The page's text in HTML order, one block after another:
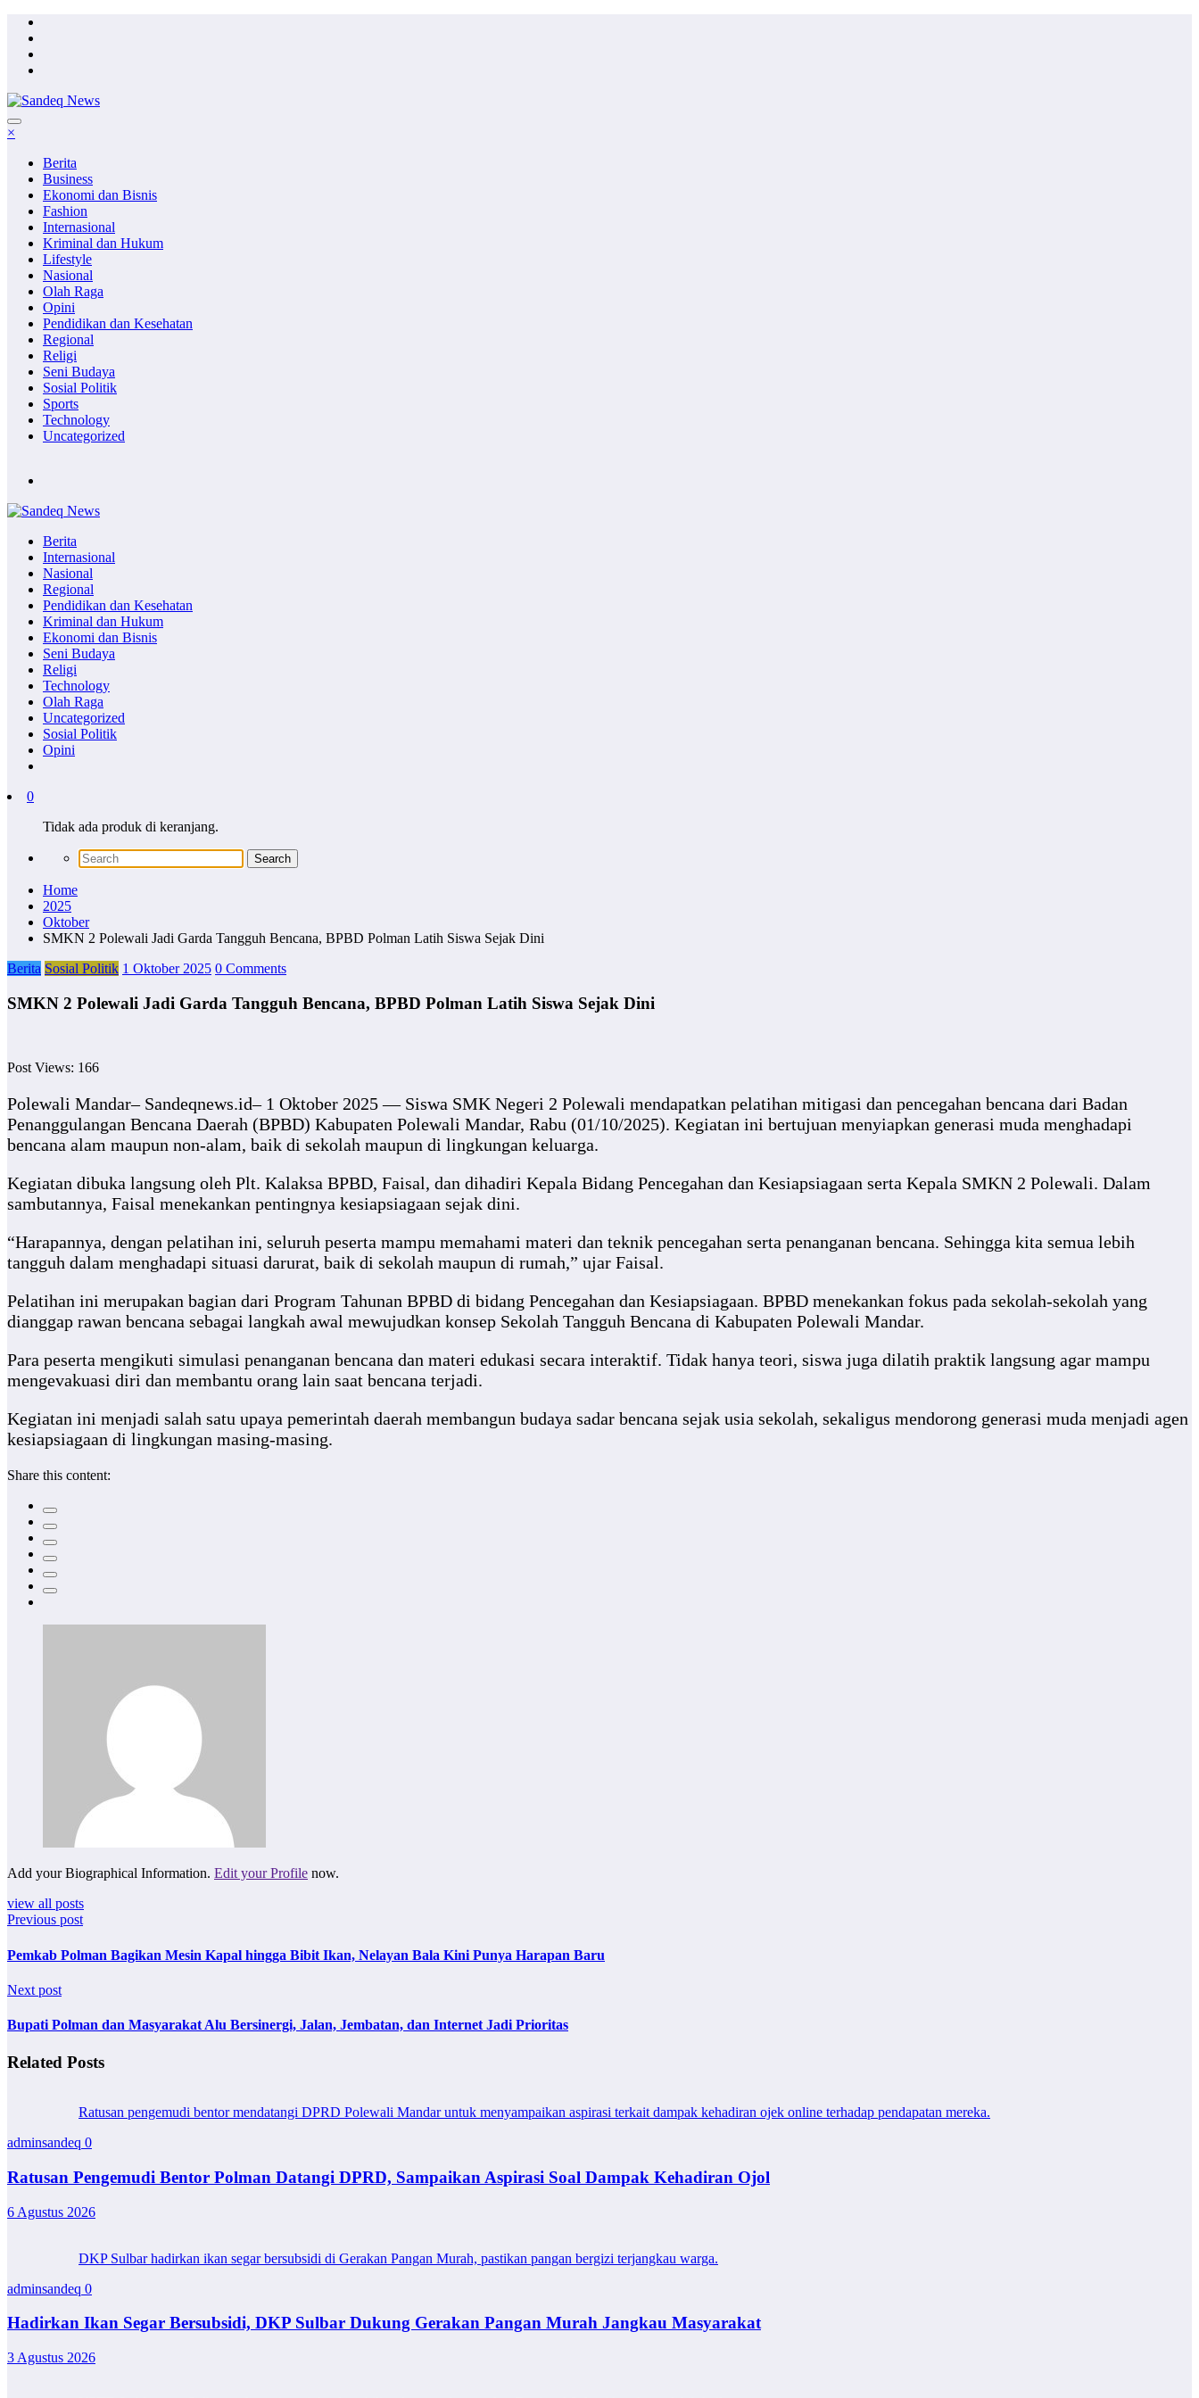
Skip
content
×
Berita
Business
Ekonomi dan Bisnis
Fashion
Internasional
Kriminal dan Hukum
Lifestyle
Nasional
Olah Raga
Opini
Pendidikan dan Kesehatan
Regional
Religi
Seni Budaya
Sosial Politik
Sports
Technology
Uncategorized
Berita
Internasional
Nasional
Regional
Pendidikan dan Kesehatan
Kriminal dan Hukum
Ekonomi dan Bisnis
Seni Budaya
Religi
Technology
Olah Raga
Uncategorized
Sosial Politik
Opini
0
Tidak ada produk di keranjang.
Home
2025
Oktober
SMKN 2 Polewali Jadi Garda Tangguh Bencana, BPBD Polman Latih Siswa Sejak Dini
Berita Sosial Politik 1 Oktober 2025 0 Comments
SMKN 2 Polewali Jadi Garda Tangguh Bencana, BPBD Polman Latih Siswa Sejak Dini
Post Views: 166
Polewali Mandar– Sandeqnews.id– 1 Oktober 2025 — Siswa SMK Negeri 2 Polewali mendapatkan pelatihan mitigasi dan pencegahan bencana dari Badan
Penanggulangan Bencana Daerah (BPBD) Kabupaten Polewali Mandar, Rabu (01/10/2025). Kegiatan ini bertujuan menyiapkan generasi muda menghadapi
bencana alam maupun non-alam, baik di sekolah maupun di lingkungan keluarga.
Kegiatan dibuka langsung oleh Plt. Kalaksa BPBD, Faisal, dan dihadiri Kepala Bidang Pencegahan dan Kesiapsiagaan serta Kepala SMKN 2 Polewali. Dalam
sambutannya, Faisal menekankan pentingnya kesiapsiagaan sejak dini.
“Harapannya, dengan pelatihan ini, seluruh peserta mampu memahami materi dan teknik pencegahan serta penanganan bencana. Sehingga kita semua lebih
tangguh dalam menghadapi situasi darurat, baik di sekolah maupun di rumah,” ujar Faisal.
Pelatihan ini merupakan bagian dari Program Tahunan BPBD di bidang Pencegahan dan Kesiapsiagaan. BPBD menekankan fokus pada sekolah-sekolah yang
dianggap rawan bencana sebagai langkah awal mewujudkan konsep Sekolah Tangguh Bencana di Kabupaten Polewali Mandar.
Para peserta mengikuti simulasi penanganan bencana dan materi edukasi secara interaktif. Tidak hanya teori, siswa juga dilatih praktik langsung agar mampu
mengevakuasi diri dan membantu orang lain saat bencana terjadi.
Kegiatan ini menjadi salah satu upaya pemerintah daerah membangun budaya sadar bencana sejak usia sekolah, sekaligus mendorong generasi muda menjadi agen
kesiapsiagaan di lingkungan masing-masing.
Share this content:
Add your Biographical Information. Edit your Profile now.
view all posts
Previous post
Pemkab Polman Bagikan Mesin Kapal hingga Bibit Ikan, Nelayan Bala Kini Punya Harapan Baru
Next post
Bupati Polman dan Masyarakat Alu Bersinergi, Jalan, Jembatan, dan Internet Jadi Prioritas
Related Posts
Ratusan pengemudi bentor mendatangi DPRD Polewali Mandar untuk menyampaikan aspirasi terkait dampak kehadiran ojek online terhadap pendapatan mereka.
adminsandeq 0
Ratusan Pengemudi Bentor Polman Datangi DPRD, Sampaikan Aspirasi Soal Dampak Kehadiran Ojol
6 Agustus 2026
DKP Sulbar hadirkan ikan segar bersubsidi di Gerakan Pangan Murah, pastikan pangan bergizi terjangkau warga.
adminsandeq 0
Hadirkan Ikan Segar Bersubsidi, DKP Sulbar Dukung Gerakan Pangan Murah Jangkau Masyarakat
3 Agustus 2026